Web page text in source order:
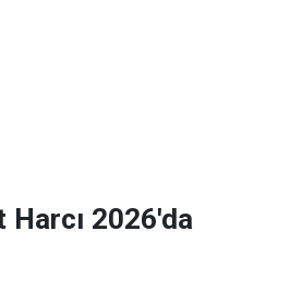
Harcı 2026'da